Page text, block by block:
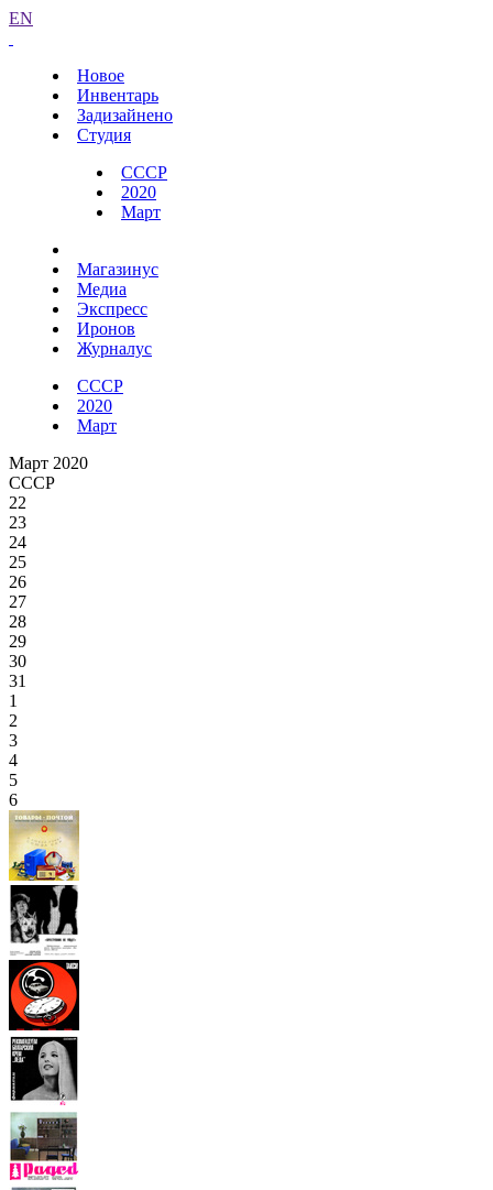
EN
Новое
Инвентарь
Задизайнено
Студия
СССР
2020
Март
Магазинус
Медиа
Экспресс
Иронов
Журналус
СССР
2020
Март
Март 2020
СССР
22
23
24
25
26
27
28
29
30
31
1
2
3
4
5
6